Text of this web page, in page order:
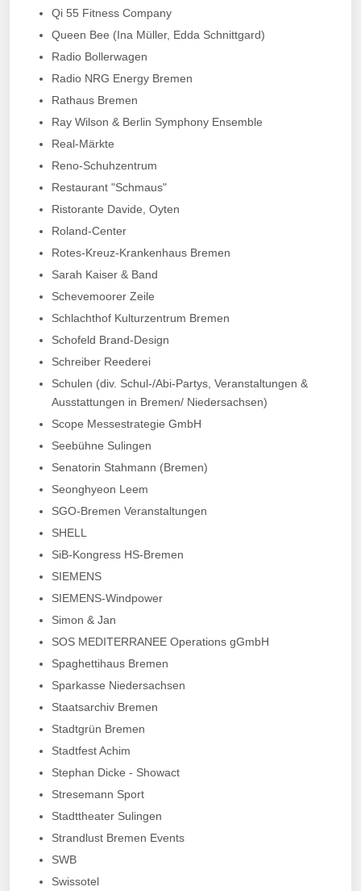
Qi 55 Fitness Company
Queen Bee (Ina Müller, Edda Schnittgard)
Radio Bollerwagen
Radio NRG Energy Bremen
Rathaus Bremen
Ray Wilson & Berlin Symphony Ensemble
Real-Märkte
Reno-Schuhzentrum
Restaurant "Schmaus"
Ristorante Davide, Oyten
Roland-Center
Rotes-Kreuz-Krankenhaus Bremen
Sarah Kaiser & Band
Schevemoorer Zeile
Schlachthof Kulturzentrum Bremen
Schofeld Brand-Design
Schreiber Reederei
Schulen (div. Schul-/Abi-Partys, Veranstaltungen &
Ausstattungen in Bremen/ Niedersachsen)
Scope Messestrategie GmbH
Seebühne Sulingen
Senatorin Stahmann (Bremen)
Seonghyeon Leem
SGO-Bremen Veranstaltungen
SHELL
SiB-Kongress HS-Bremen
SIEMENS
SIEMENS-Windpower
Simon & Jan
SOS MEDITERRANEE Operations gGmbH
Spaghettihaus Bremen
Sparkasse Niedersachsen
Staatsarchiv Bremen
Stadtgrün Bremen
Stadtfest Achim
Stephan Dicke - Showact
Stresemann Sport
Stadttheater Sulingen
Strandlust Bremen Events
SWB
Swissotel